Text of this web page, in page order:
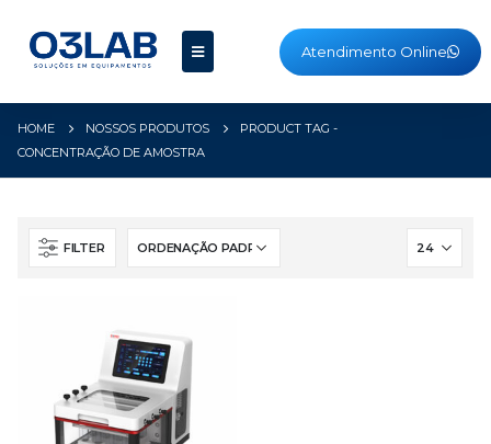
Atendimento Online
HOME NOSSOS PRODUTOS
PRODUCT TAG -
CONCENTRAÇÃO DE AMOSTRA
FILTER